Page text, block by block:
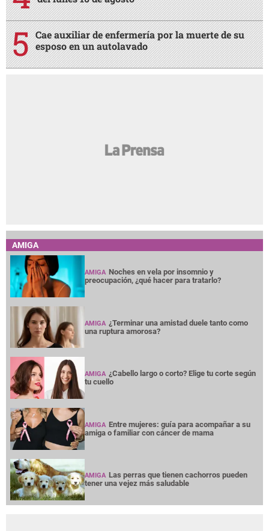
Cae auxiliar de enfermería por la muerte de su
esposo en un autolavado
AMIGA
AMIGA Noches en vela por insomnio y
preocupación, ¿qué hacer para tratarlo?
AMIGA ¿Terminar una amistad duele tanto como
una ruptura amorosa?
AMIGA ¿Cabello largo o corto? Elige tu corte según
tu cuello
AMIGA Entre mujeres: guía para acompañar a su
amiga o familiar con cáncer de mama
AMIGA Las perras que tienen cachorros pueden
tener una vejez más saludable